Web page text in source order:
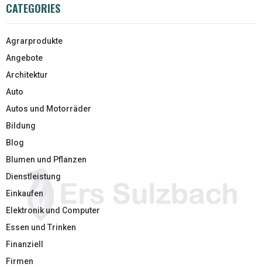
CATEGORIES
Agrarprodukte
Angebote
Architektur
Auto
Autos und Motorräder
Bildung
Blog
Blumen und Pflanzen
Dienstleistung
Einkaufen
Elektronik und Computer
Essen und Trinken
Finanziell
Firmen